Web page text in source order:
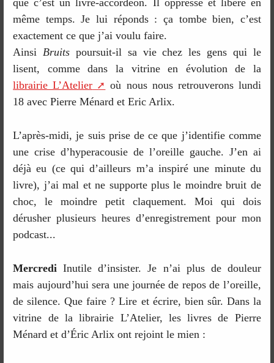
que c’est un livre-accordéon. Il oppresse et libère en
même temps. Je lui réponds : ça tombe bien, c’est
exactement ce que j’ai voulu faire.
AinsiBruits poursuit-il sa vie chez les gens qui le
lisent, comme dans la vitrine en évolution de la
librairie L’Atelier
où nous nous retrouverons lundi
18 avec Pierre Ménard et Eric Arlix.
L’après-midi, je suis prise de ce que j’identifie comme
une crise d’hyperacousie de l’oreille gauche. J’en ai
déjà eu (ce qui d’ailleurs m’a inspiré une minute du
livre), j’ai mal et ne supporte plus le moindre bruit de
choc, le moindre petit claquement. Moi qui dois
dérusher plusieurs heures d’enregistrement pour mon
podcast...
Mercredi Inutile d’insister. Je n’ai plus de douleur
mais aujourd’hui sera une journée de repos de l’oreille,
de silence. Que faire ? Lire et écrire, bien sûr. Dans la
vitrine de la librairie L’Atelier, les livres de Pierre
Ménard et d’Éric Arlix ont rejoint le mien :